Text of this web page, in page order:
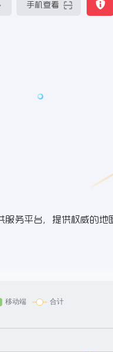
手机查看
务平台，提供权威的地